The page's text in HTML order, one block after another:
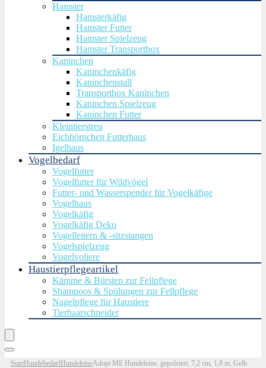
Hamster
Hamsterkäfig
Hamster Futter
Hamster Spielzeug
Hamster Transportbox
Kaninchen
Kaninchenkäfig
Kaninchenstall
Transportbox Kaninchen
Kaninchen Spielzeug
Kaninchen Futter
Kleintierstreu
Eichhörnchen Futterhaus
Igelhaus
Vogelbedarf
Vogelfutter
Vogelfutter für Wildvögel
Futter- und Wasserspender für Vogelkäfige
Vogelhaus
Vogelkäfig
Vogelkäfig Deko
Vogelleitern & -sitzstangen
Vogelspielzeug
Vogelvoliere
Haustierpflegeartikel
Kämme & Bürsten zur Fellpflege
Shampoos & Spülungen zur Fellpflege
Nagelpflege für Haustiere
Tierhaarschneider
StartHundebedarfHundeleineAdopt ME Hundeleine, gepolstert, 7,2 cm, 1,8 m, Gelb